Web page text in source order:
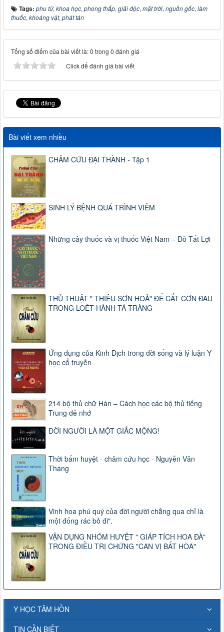
Tags: phu tử, khoa học, phong thấp, giải độc, mặt trời, nguồn gốc, làm
thuốc, khoáng vật, phát tán
Tổng số điểm của bài viết là: 0 trong 0 đánh giá
Click để đánh giá bài viết
Bài viết xem nhiều
CHÂM CỨU ĐẠI THÀNH - Tập 1
SINH LÝ BỆNH QUÁ TRÌNH VIÊM
Những cây thuốc và vị thuốc Việt Nam – Đỗ Tất Lợi
THỦ THUẬT " THIÊU SƠN HOẢ" ĐỂ CẮT CƠN ĐAU
TRONG LOÉT HÀNH TÁ TRÀNG
Ứng dụng của Kinh Dịch trong đời sống và lý luận Y
học cổ truyền
214 bộ thủ chữ Hán – Cách học các bộ thủ tiếng
Trung dễ nhớ
ĐỜI NGƯỜI LÀ MỘT GIẤC MỘNG!
Thời bấm huyệt - châm cứu học - Nguyễn Văn
Thang
Vinh hoa phú quý của đời người chẳng qua chỉ là
một đống rác bỏ đi".
VẬN DỤNG NHÓM HUYỆT " GIÁP TÍCH HOA ĐÀ"
TRONG ĐIỀU TRỊ CHỨNG "CAN VỊ BẤT HÒA"
Y HỌC TÂM HỒN
TIN CẦN BIẾT